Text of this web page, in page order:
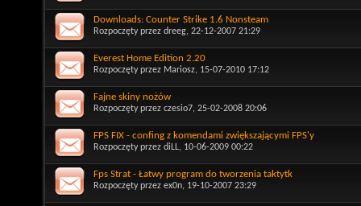
Downloads: Counter Strike 1.6 Nonsteam
Rozpoczęty przez dreeg, 22-12-2007 21:29
Everest Home Edition 2.20
Rozpoczęty przez Mariosz, 15-07-2010 17:12
Fajne skiny nożów
Rozpoczęty przez czesio7, 25-02-2008 20:06
FPS FIX - confing z komendami zwiększającymi FPS'y
Rozpoczęty przez diLL, 10-06-2009 00:22
Fps Strat - Łatwy program do tworzenia taktytk
Rozpoczęty przez ex0n, 19-10-2007 23:29